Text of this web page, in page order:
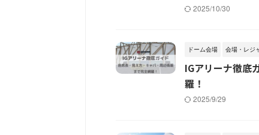
2025/10/30
ドーム会場 会場・レジ
IGアリーナ徹底
羅！
2025/9/29